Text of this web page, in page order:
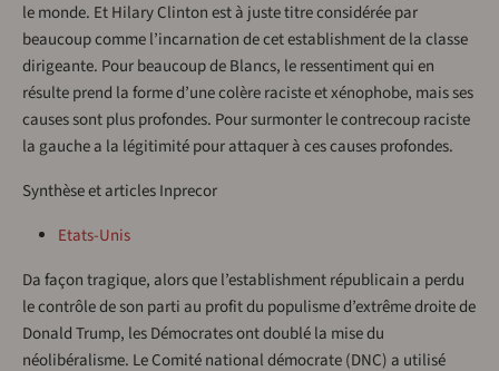
le monde. Et Hilary Clinton est à juste titre considérée par
beaucoup comme l’incarnation de cet establishment de la classe
dirigeante. Pour beaucoup de Blancs, le ressentiment qui en
résulte prend la forme d’une colère raciste et xénophobe, mais ses
causes sont plus profondes. Pour surmonter le contrecoup raciste
la gauche a la légitimité pour attaquer à ces causes profondes.
Synthèse et articles Inprecor
Etats-Unis
Da façon tragique, alors que l’establishment républicain a perdu
le contrôle de son parti au profit du populisme d’extrême droite de
Donald Trump, les Démocrates ont doublé la mise du
néolibéralisme. Le Comité national démocrate (DNC) a utilisé